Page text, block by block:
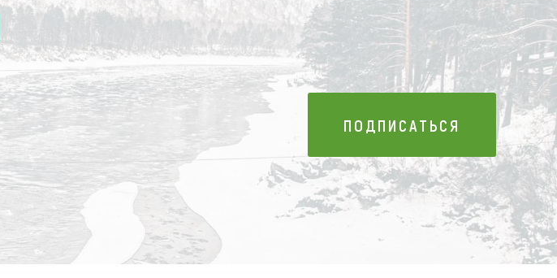
ПОДПИСАТЬСЯ
ПОДПИСАТЬСЯ